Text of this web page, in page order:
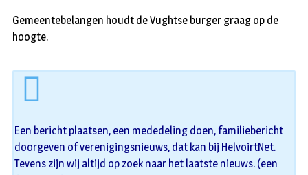
Gemeentebelangen houdt de Vughtse burger graag op de
hoogte.
Een bericht plaatsen, een mededeling doen, familiebericht
doorgeven of verenigingsnieuws, dat kan bij HelvoirtNet.
Tevens zijn wij altijd op zoek naar het laatste nieuws. (een